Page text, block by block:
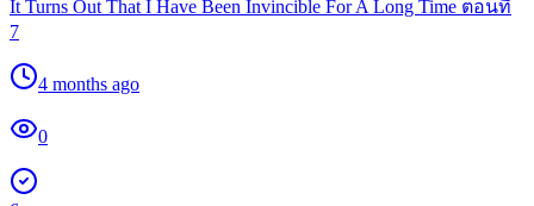
It Turns Out That I Have Been Invincible For A Long Time ตอนที่
7
4 months ago
0